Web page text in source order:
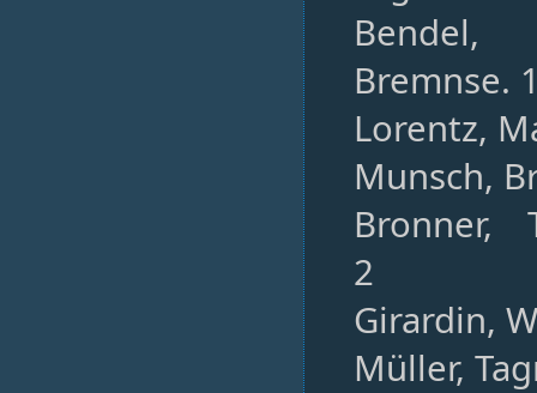
Bendel,
Bremnse.
Lorentz,
Munsch,
Bronner,
2
Girardin,
Müller,